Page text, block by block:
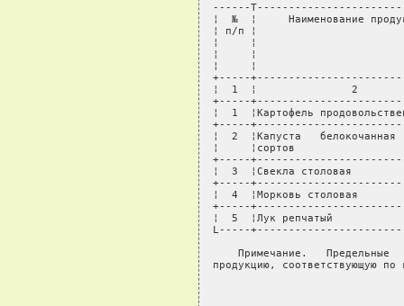
------
¦  №  ¦     Наименование
¦ п/п ¦
¦     ¦
¦     ¦
¦     ¦
+-----
¦  1  ¦               2
+-----
¦  1  ¦Картофель
+-----
¦  2  ¦Капуста
¦     ¦сортов
+-----
¦  3  ¦Свекла
+-----
¦  4  ¦Морковь
+-----
¦  5  ¦Лук репчатый
L-----
Примечание.   Предельные
продукцию, соответствующую по